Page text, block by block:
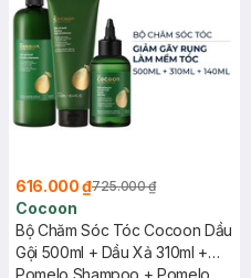
616.000 ₫725.000 ₫
Cocoon
Bộ Chăm Sóc Tóc Cocoon Dầu
Gội 500ml + Dầu Xả 310ml +
Nước Dưỡng Tóc Tinh Dầu
Pomelo Shampoo + Pomelo